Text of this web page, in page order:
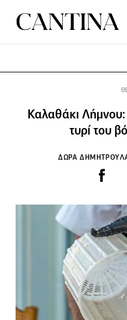
Καλαθάκι
τυρί του
ΔΩΡΑ